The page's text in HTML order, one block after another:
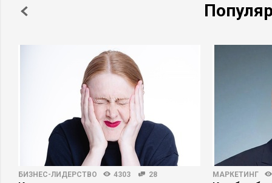
БИЗНЕС-ЛИДЕРСТВО 4303 28 МАРКЕТИНГ